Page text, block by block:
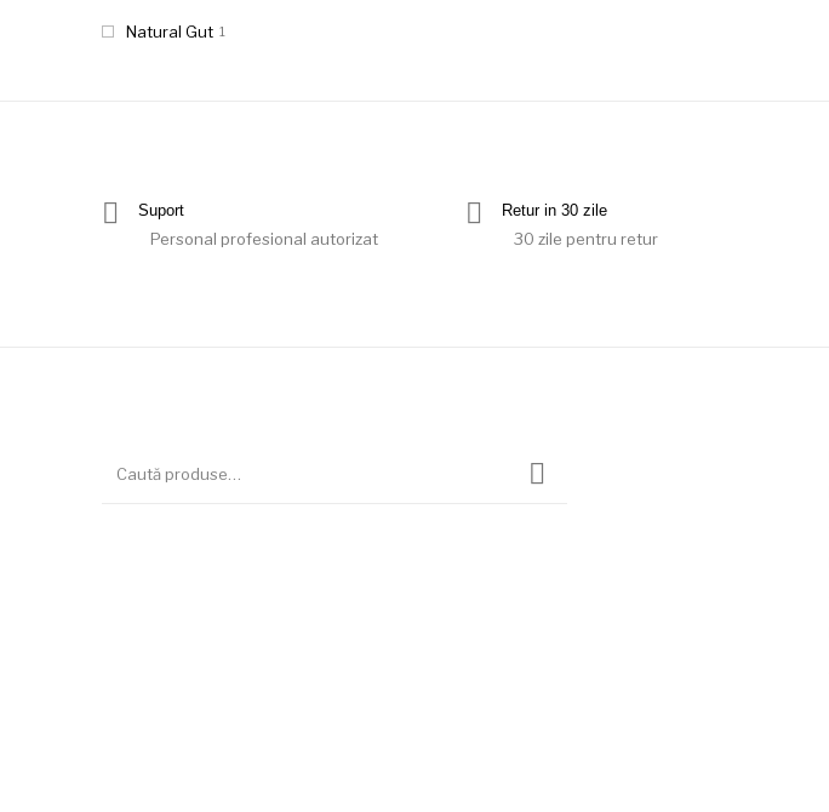
Natural Gut 1
Suport
Personal profesional autorizat
Retur in 30 zile
30 zile pentru retur